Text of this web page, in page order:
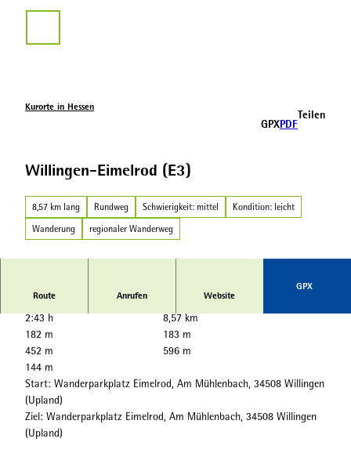
Kurorte in Hessen
GPXPDF
Teilen
Willingen-Eimelrod (E3)
8,57 km lang Rundweg Schwierigkeit: mittel
Kondition: leicht
Wanderung
regionaler Wanderweg
Route Anrufen Website
GPX
2:43 h
8,57 km
182 m
183 m
452 m
596 m
144 m
Start: Wanderparkplatz Eimelrod, Am Mühlenbach, 34508 Willingen
(Upland)
Ziel: Wanderparkplatz Eimelrod, Am Mühlenbach, 34508 Willingen
(Upland)